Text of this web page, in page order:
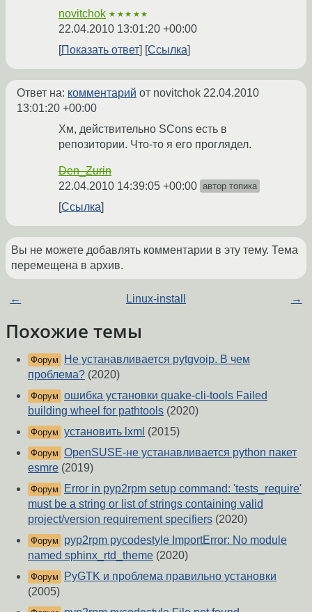
novitchok ★★★★★
22.04.2010 13:01:20 +00:00
Показать ответ
Ссылка
Ответ на: комментарий от novitchok 22.04.2010
13:01:20 +00:00
Хм, действительно SCons есть в
репозитории. Что-то я его проглядел.
Den_Zurin
22.04.2010 14:39:05 +00:00 автор топика
Ссылка
Вы не можете добавлять комментарии в эту тему. Тема
перемещена в архив.
← Linux-install →
Похожие темы
Форум
Не устанавливается pytgvoip. В чем
проблема? (2020)
Форум ошибка установки quake-cli-tools Failed
building wheel for pathtools (2020)
Форум установить lxml (2015)
Форум OpenSUSE-не устанавливается python пакет
esmre (2019)
Форум
Error in pyp2rpm setup command: 'tests_require'
must be a string or list of strings containing valid
project/version requirement specifiers (2020)
Форум
pyp2rpm pycodestyle ImportError: No module
named sphinx_rtd_theme (2020)
Форум
PyGTK и проблема правильно установки
(2005)